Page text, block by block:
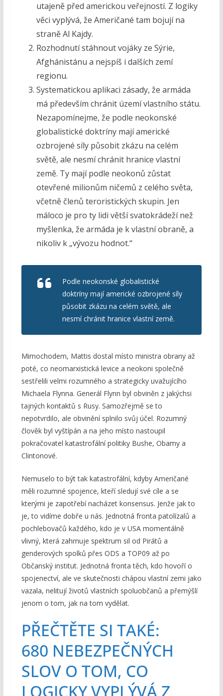
utajeně před americkou veřejností. Z logiky
věci vyplývá, že Američané tam bojují na
straně Al Kajdy.
Rozhodnutí stáhnout vojáky ze Sýrie,
Afghánistánu a nejspíš i dalších zemí
regionu.
Systematickou aplikaci zásady, že armáda
má především chránit území vlastního státu.
Nezapomínejme, že podle neokonské
globalistické doktríny mají americké
ozbrojené síly působit zkázu na celém
světě, ale nesmí chránit hranice vlastní
země. Ty mají podle neokonů zůstat
otevřené milionům ničemů z celého světa,
včetně členů teroristických skupin. Jen
máloco je pro ty lidi větší svatokrádeží než
myšlenka, že armáda je k vlastní obraně, a
nikoliv k „vývozu hodnot.“
Podle neokonské globalistické
doktríny mají americké ozbrojené síly
působit zkázu na celém světě, ale
nesmí chránit hranice vlastní země.
Mimochodem, Mattis dostal místo ministra obrany až
poté, co neomarxistická levice a neokoni společně
sestřelili velmi rozumného a strategicky uvažujícího
Michaela Flynna. Generál Flynn byl obviněn z jakýchsi
tajných kontaktů s Rusy. Samozřejmě se to
nepotvrdilo, ale obvinění splnilo svůj účel. Rozumný
člověk byl vyštípán a na jeho místo nastoupil
pokračovatel katastrofální politiky Bushe, Obamy a
Clintonové.
Nemuselo to být tak katastrofální, kdyby Američané
měli rozumné spojence, kteří sledují své cíle a se
kterými je zapotřebí nacházet konsensus. Jenže jak to
je, to vidíme dobře u nás. Jednotná fronta patolízalů a
pochlebovačů každého, kdo je v USA momentálně
vlivný, která zahrnuje spektrum sil od Pirátů a
genderových spolků přes ODS a TOP09 až po
Občanský institut. Jednotná fronta těch, kdo hovoří o
spojenectví, ale ve skutečnosti chápou vlastní zemi jako
vazala, nelitují životů vlastních spoluobčanů a přemýšlí
jenom o tom, jak na tom vydělat.
PŘEČTĚTE SI TAKÉ:
680 NEBEZPEČNÝCH
SLOV O TOM, CO
LOGICKY VYPLÝVÁ Z